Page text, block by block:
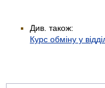
Див. також:
Курс обміну у